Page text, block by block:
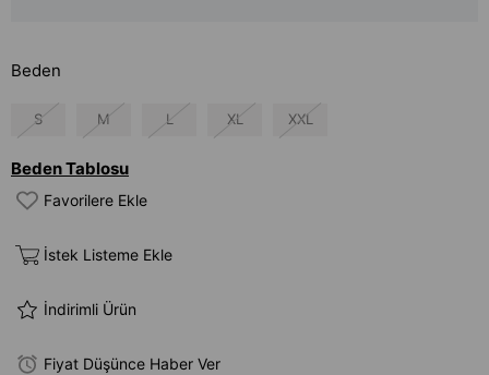
Beden
S M L XL XXL
Beden Tablosu
Favorilere Ekle
İstek Listeme Ekle
İndirimli Ürün
Fiyat Düşünce Haber Ver